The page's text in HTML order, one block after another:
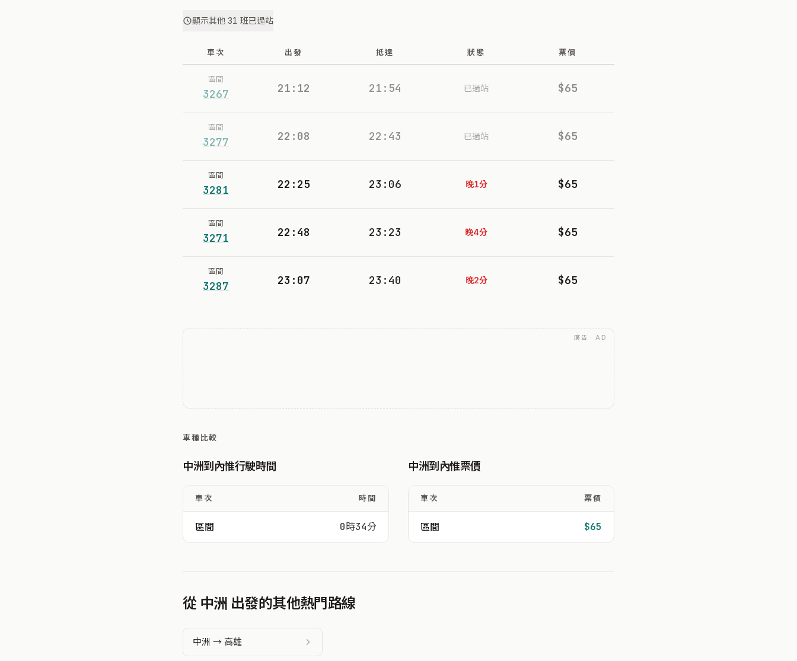
顯示其他 31 班已過站
車次 出發 抵達 狀態 票價
區間
3267 21:12 21:54 已過站 $65
區間
3277 22:08 22:43 已過站 $65
區間
3281 22:25 23:06 晚1分 $65
區間
3271 22:48 23:23 晚4分 $65
區間
3287 23:07 23:40 晚2分 $65
廣告 · AD
車種比較
中洲到內惟行駛時間
車次 時間
區間 0時34分
中洲到內惟票價
車次 票價
區間 $65
從 中洲 出發的其他熱門路線
中洲 → 高雄